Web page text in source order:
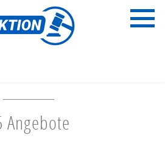
Menü
Angebote